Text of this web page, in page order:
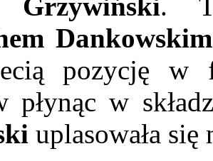
Dankowskim
pozycję
płynąc w
uplasowała